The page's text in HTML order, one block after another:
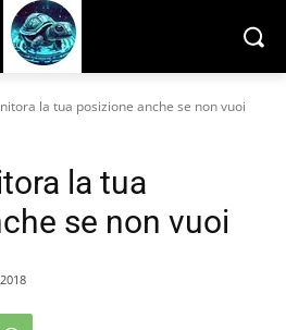
la tua posizione anche se non vuoi
la tua
se non vuoi